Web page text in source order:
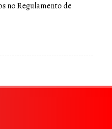
no Regulamento de